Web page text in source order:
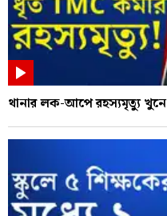
থানার লক-আপে রহস্যমৃত্যু